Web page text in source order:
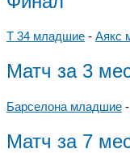
Т 34 младшие - Аякс
Матч за 3
Барселона младшие
Матч за 7